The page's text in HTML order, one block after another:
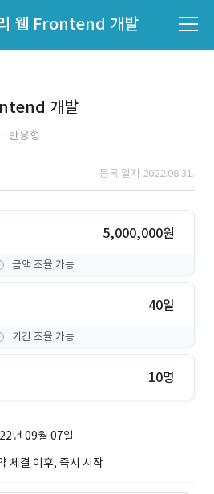
웹 Frontend 개발
개발
반응형
등록 일자 2022.08.31.
5,000,000원
금액 조율 가능
40일
기간 조율 가능
10명
년 09월 07일
체결 이후, 즉시 시작